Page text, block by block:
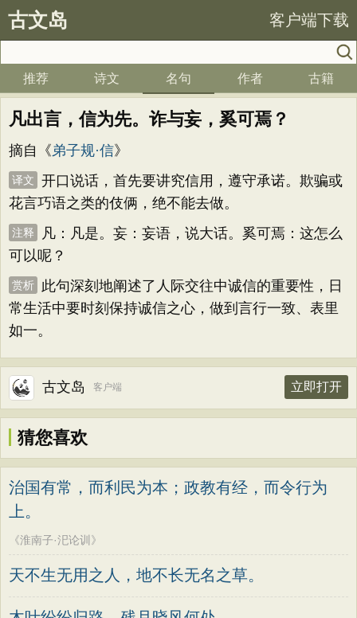
古文岛 客户端下载
推荐 诗文 名句 作者 古籍
凡出言，信为先。诈与妄，奚可焉？
摘自《弟子规·信》
译文
开口说话，首先要讲究信用，遵守承诺。欺骗或
花言巧语之类的伎俩，绝不能去做。
注释
凡：凡是。妄：妄语，说大话。奚可焉：这怎么
可以呢？
赏析
此句深刻地阐述了人际交往中诚信的重要性，日
常生活中要时刻保持诚信之心，做到言行一致、表里
如一。
古文岛 客户端 立即打开
猜您喜欢
治国有常，而利民为本；政教有经，而令行为
上。
《淮南子·汜论训》
天不生无用之人，地不长无名之草。